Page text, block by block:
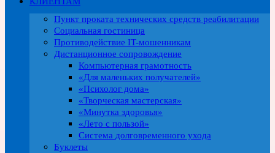
Пункт проката технических средств реабилитации
Социальная гостиница
Противодействие IT-мошенникам
Дистанционное сопровождение
Компьютерная грамотность
«Для маленьких получателей»
«Психолог дома»
«Творческая мастерская»
«Минутка здоровья»
«Лето с пользой»
Система долговременного ухода
Буклеты